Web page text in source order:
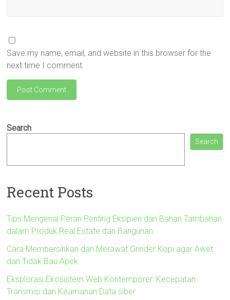
Save my name, email, and website in this browser for the
next time I comment.
Search
Search
Recent Posts
Tips Mengenal Peran Penting Eksipien dan Bahan Tambahan
dalam Produk Real Estate dan Bangunan
Cara Membersihkan dan Merawat Grinder Kopi agar Awet
dan Tidak Bau Apek
Eksplorasi Ekosistem Web Kontemporer: Kecepatan
Transmisi dan Keamanan Data siber